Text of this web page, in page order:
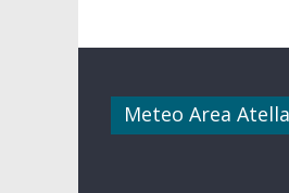
Meteo Area